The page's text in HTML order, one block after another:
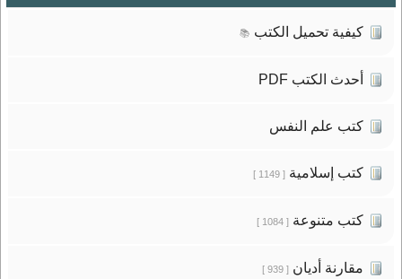
كيفية تحميل الكتب 📚
أحدث الكتب PDF
كتب علم النفس
كتب إسلامية[ 1149 ]
كتب متنوعة[ 1084 ]
مقارنة أديان[ 939 ]